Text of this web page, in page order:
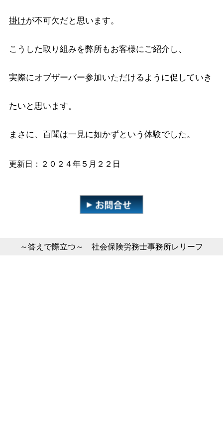
掛けが不可欠だと思います。
こうした取り組みを弊所もお客様にご紹介し、
実際にオブザーバー参加いただけるように促していき
たいと思います。
まさに、百聞は一見に如かずという体験でした。
更新日：２０２４年５月２２日
～答えで際立つ～ 社会保険労務士事務所レリーフ